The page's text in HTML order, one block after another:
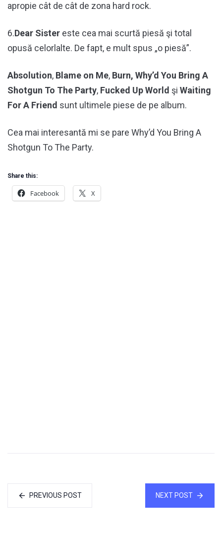
apropie cât de cât de zona hard rock.
6.Dear Sister este cea mai scurtă piesă şi total
opusă celorlalte. De fapt, e mult spus „o piesă”.
Absolution, Blame on Me, Burn, Why’d You Bring A
Shotgun To The Party, Fucked Up World şi Waiting
For A Friend sunt ultimele piese de pe album.
Cea mai interesantă mi se pare Why’d You Bring A
Shotgun To The Party.
Share this:
Facebook X
PREVIOUS POST NEXT POST